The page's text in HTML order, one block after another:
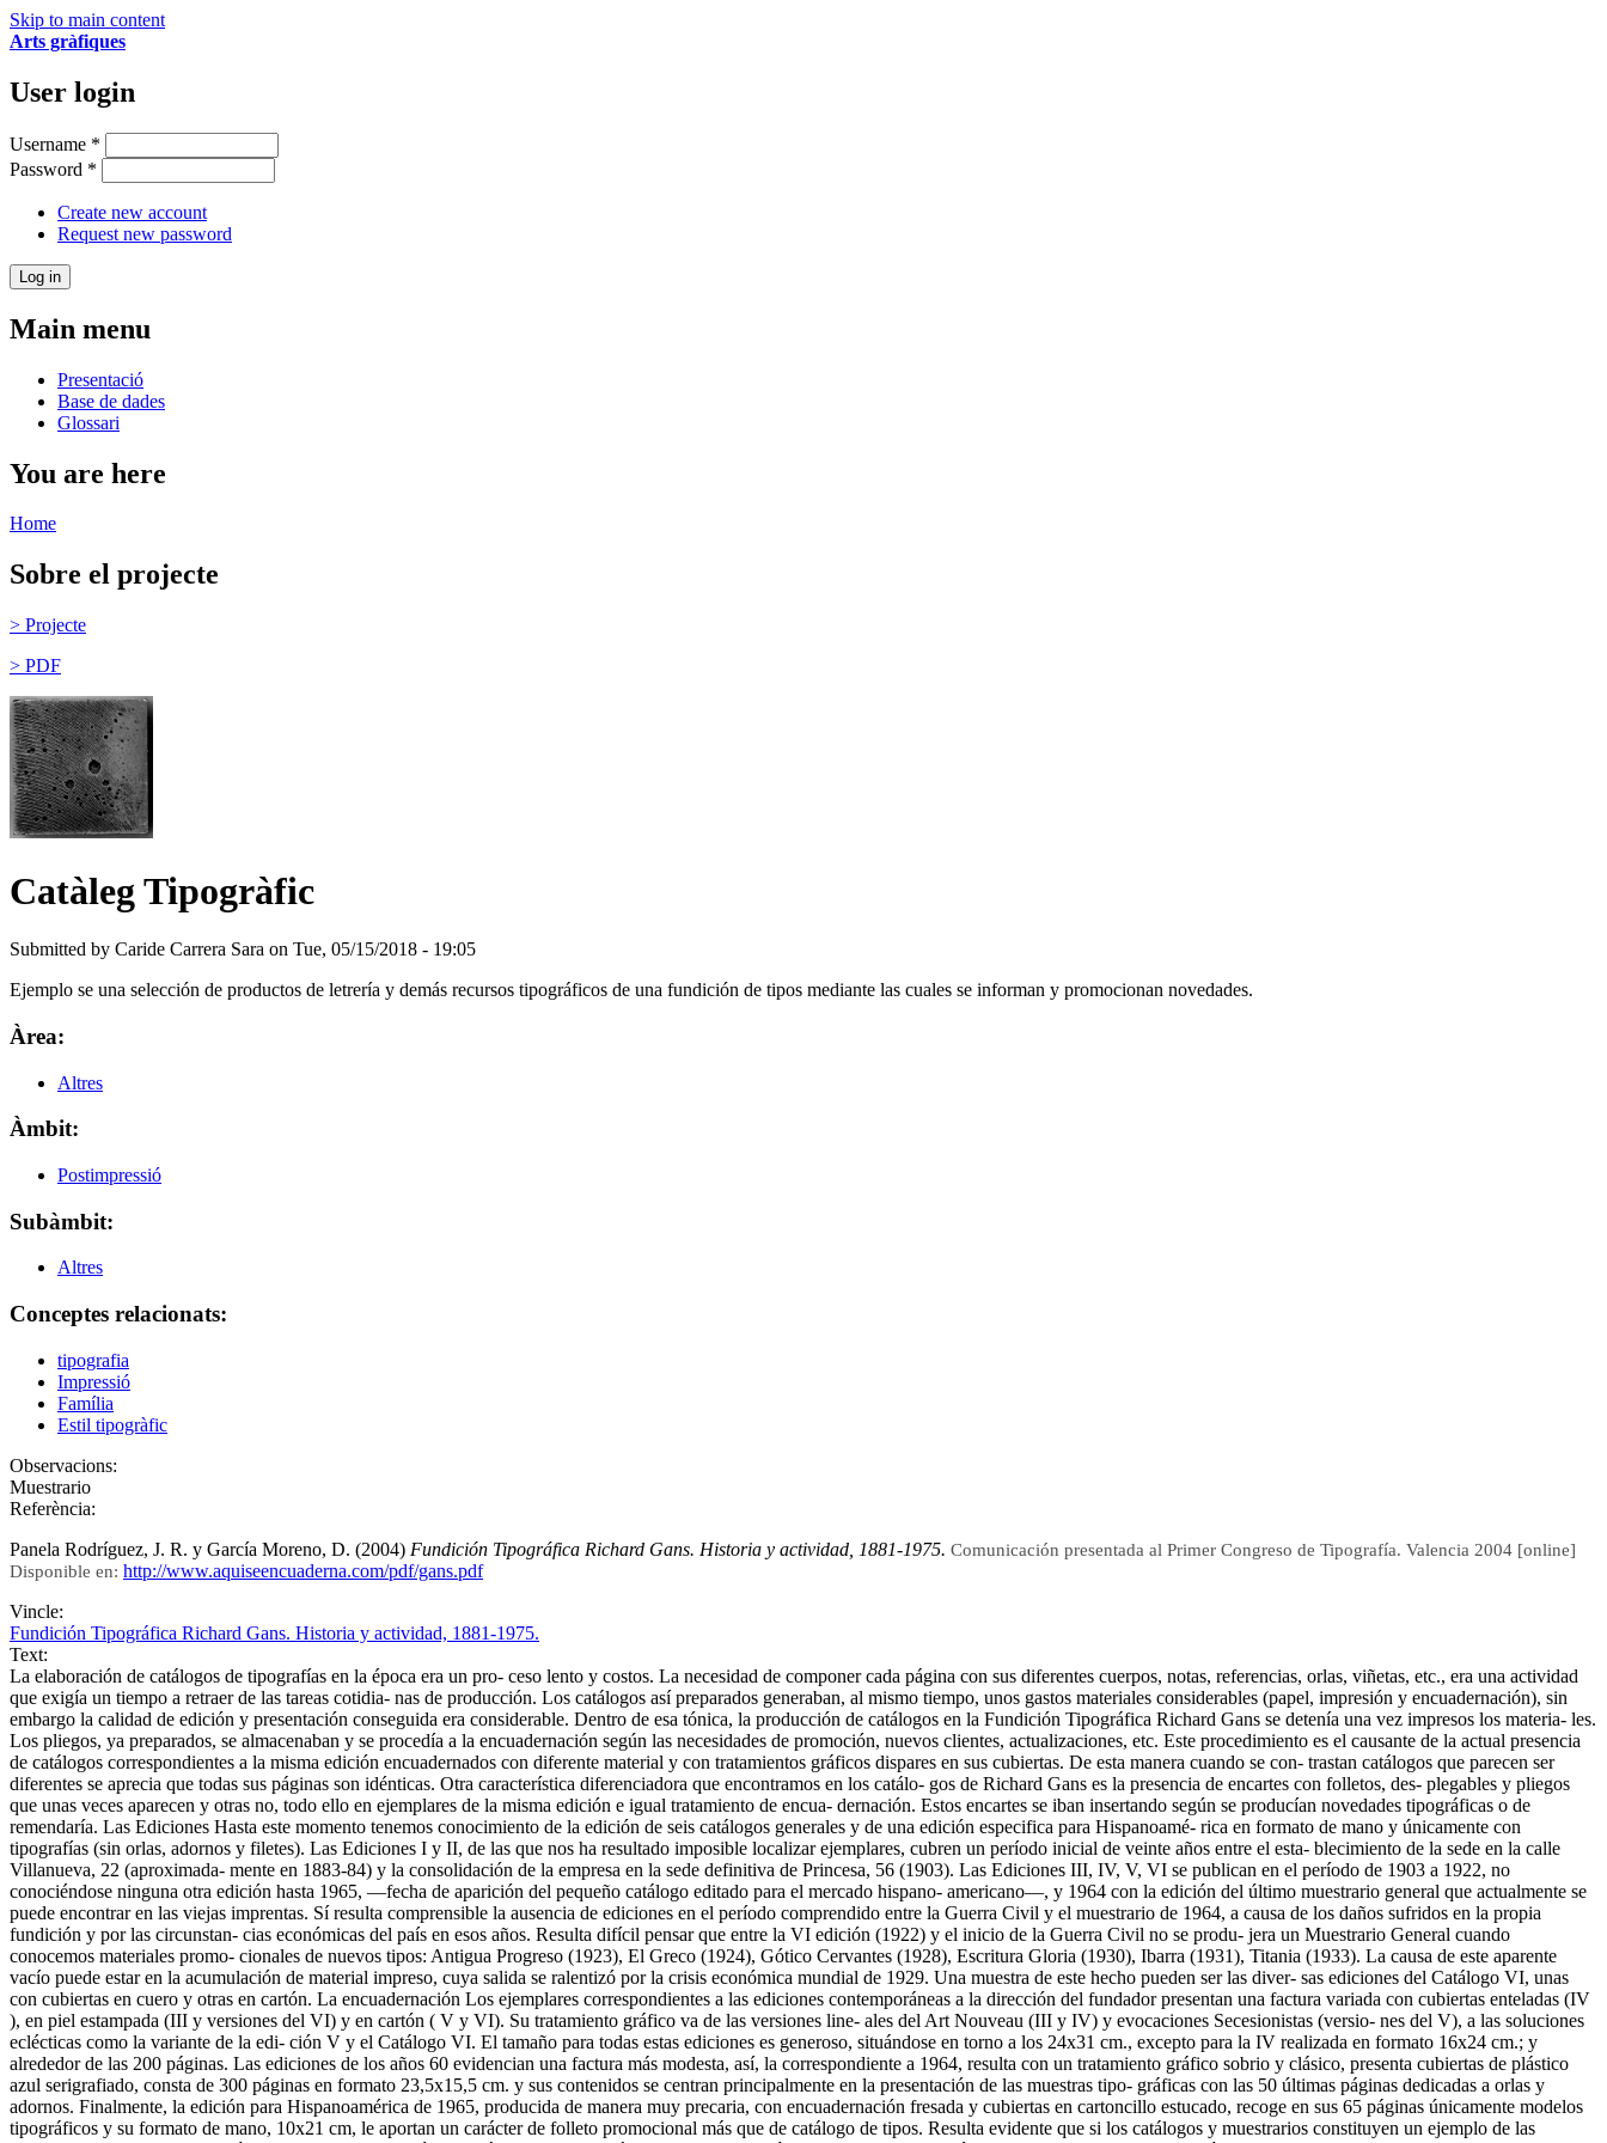
Skip to main content
Arts gràfiques
User login
Username *
Password *
Create new account
Request new password
Main menu
Presentació
Base de dades
Glossari
You are here
Home
Sobre el projecte
> Projecte
> PDF
Catàleg Tipogràfic
Submitted by Caride Carrera Sara on Tue, 05/15/2018 - 19:05
Ejemplo se una selección de productos de letrería y demás recursos tipográficos de una fundición de tipos mediante las cuales se informan y promocionan novedades.
Àrea:
Altres
Àmbit:
Postimpressió
Subàmbit:
Altres
Conceptes relacionats:
tipografia
Impressió
Família
Estil tipogràfic
Observacions:
Muestrario
Referència:
Panela Rodríguez, J. R. y García Moreno, D. (2004) Fundición Tipográfica Richard Gans. Historia y actividad, 1881-1975. Comunicación presentada al Primer Congreso de Tipografía. Valencia 2004 [online]
Disponible en: http://www.aquiseencuaderna.com/pdf/gans.pdf
Vincle:
Fundición Tipográfica Richard Gans. Historia y actividad, 1881-1975.
Text:
La elaboración de catálogos de tipografías en la época era un pro- ceso lento y costos. La necesidad de componer cada página con sus diferentes cuerpos, notas, referencias, orlas, viñetas, etc., era una actividad
que exigía un tiempo a retraer de las tareas cotidia- nas de producción. Los catálogos así preparados generaban, al mismo tiempo, unos gastos materiales considerables (papel, impresión y encuadernación), sin
embargo la calidad de edición y presentación conseguida era considerable. Dentro de esa tónica, la producción de catálogos en la Fundición Tipográfica Richard Gans se detenía una vez impresos los materia- les.
Los pliegos, ya preparados, se almacenaban y se procedía a la encuadernación según las necesidades de promoción, nuevos clientes, actualizaciones, etc. Este procedimiento es el causante de la actual presencia
de catálogos correspondientes a la misma edición encuadernados con diferente material y con tratamientos gráficos dispares en sus cubiertas. De esta manera cuando se con- trastan catálogos que parecen ser
diferentes se aprecia que todas sus páginas son idénticas. Otra característica diferenciadora que encontramos en los catálo- gos de Richard Gans es la presencia de encartes con folletos, des- plegables y pliegos
que unas veces aparecen y otras no, todo ello en ejemplares de la misma edición e igual tratamiento de encua- dernación. Estos encartes se iban insertando según se producían novedades tipográficas o de
remendaría. Las Ediciones Hasta este momento tenemos conocimiento de la edición de seis catálogos generales y de una edición especifica para Hispanoamé- rica en formato de mano y únicamente con
tipografías (sin orlas, adornos y filetes). Las Ediciones I y II, de las que nos ha resultado imposible localizar ejemplares, cubren un período inicial de veinte años entre el esta- blecimiento de la sede en la calle
Villanueva, 22 (aproximada- mente en 1883-84) y la consolidación de la empresa en la sede definitiva de Princesa, 56 (1903). Las Ediciones III, IV, V, VI se publican en el período de 1903 a 1922, no
conociéndose ninguna otra edición hasta 1965, —fecha de aparición del pequeño catálogo editado para el mercado hispano- americano—, y 1964 con la edición del último muestrario general que actualmente se
puede encontrar en las viejas imprentas. Sí resulta comprensible la ausencia de ediciones en el período comprendido entre la Guerra Civil y el muestrario de 1964, a causa de los daños sufridos en la propia
fundición y por las circunstan- cias económicas del país en esos años. Resulta difícil pensar que entre la VI edición (1922) y el inicio de la Guerra Civil no se produ- jera un Muestrario General cuando
conocemos materiales promo- cionales de nuevos tipos: Antigua Progreso (1923), El Greco (1924), Gótico Cervantes (1928), Escritura Gloria (1930), Ibarra (1931), Titania (1933). La causa de este aparente
vacío puede estar en la acumulación de material impreso, cuya salida se ralentizó por la crisis económica mundial de 1929. Una muestra de este hecho pueden ser las diver- sas ediciones del Catálogo VI, unas
con cubiertas en cuero y otras en cartón. La encuadernación Los ejemplares correspondientes a las ediciones contemporáneas a la dirección del fundador presentan una factura variada con cubiertas enteladas (IV
), en piel estampada (III y versiones del VI) y en cartón ( V y VI). Su tratamiento gráfico va de las versiones line- ales del Art Nouveau (III y IV) y evocaciones Secesionistas (versio- nes del V), a las soluciones
eclécticas como la variante de la edi- ción V y el Catálogo VI. El tamaño para todas estas ediciones es generoso, situándose en torno a los 24x31 cm., excepto para la IV realizada en formato 16x24 cm.; y
alrededor de las 200 páginas. Las ediciones de los años 60 evidencian una factura más modesta, así, la correspondiente a 1964, resulta con un tratamiento gráfico sobrio y clásico, presenta cubiertas de plástico
azul serigrafiado, consta de 300 páginas en formato 23,5x15,5 cm. y sus contenidos se centran principalmente en la presentación de las muestras tipo- gráficas con las 50 últimas páginas dedicadas a orlas y
adornos. Finalmente, la edición para Hispanoamérica de 1965, producida de manera muy precaria, con encuadernación fresada y cubiertas en cartoncillo estucado, recoge en sus 65 páginas únicamente modelos
tipográficos y su formato de mano, 10x21 cm, le aportan un carácter de folleto promocional más que de catálogo de tipos. Resulta evidente que si los catálogos y muestrarios constituyen un ejemplo de las